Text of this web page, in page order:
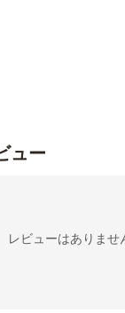
ュー
レビューはありませ